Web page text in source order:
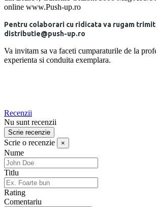
online www.Push-up.ro
Pentru colaborari cu ridicata va rugam
distributie@push-up.ro
Va invitam sa va faceti cumparaturile de la
experienta si conduita exemplara.
Recenzii
Nu sunt recenzii
Scrie recenzie
Scrie o recenzie ×
Nume
Titlu
Rating
Comentariu